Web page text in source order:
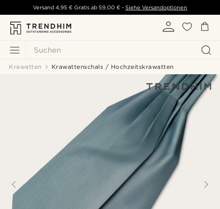
Suchen
Versand 4,95 € Gratis ab 59,00 € - Siehe Versandoptionen
Krawatten Krawattenschals / Hochzeitskrawatten